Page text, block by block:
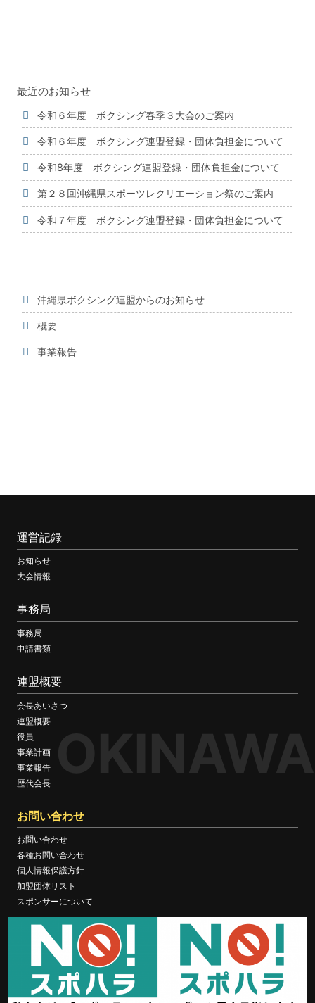
最近のお知らせ
令和６年度 ボクシング春季３大会のご案内
令和６年度 ボクシング連盟登録・団体負担金について
令和8年度 ボクシング連盟登録・団体負担金について
第２８回沖縄県スポーツレクリエーション祭のご案内
令和７年度 ボクシング連盟登録・団体負担金について
沖縄県ボクシング連盟からのお知らせ
概要
事業報告
OKINAWA
運営記録
お知らせ
大会情報
事務局
事務局
申請書類
連盟概要
会長あいさつ
連盟概要
役員
事業計画
事業報告
歴代会長
お問い合わせ
お問い合わせ
各種お問い合わせ
個人情報保護方針
加盟団体リスト
スポンサーについて